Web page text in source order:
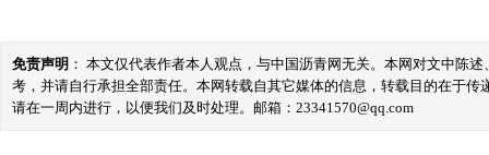
免责声明 ： 本文仅代表作者本人观点，与中国沥青网无关。本网对文中陈
考，并请自行承担全部责任。本网转载自其它媒体的信息，转载目的在于
请在一周内进行，以便我们及时处理。邮箱：23341570@qq.com